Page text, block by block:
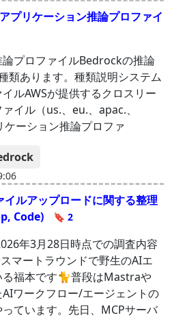
リケーション推論プロファイ
プロファイルBedrockの推論
類あります。種類説明システム
ルAWSが提供するクロスリー
イル（us.、eu.、apac.、
ーション推論プロファ
イルアップロードに関する整理
Code)
🔖 2
年3月28日時点での調査内容
マートラウンドで野生のAIエ
る福本です🐈普段はMastraや
ワークフロー/エージェントの
ています。先日、MCPサーバ